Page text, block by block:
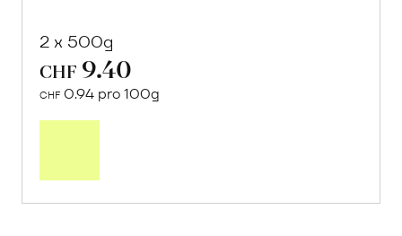
2 x 500g
CHF 9.40
CHF 0.94 pro 100g